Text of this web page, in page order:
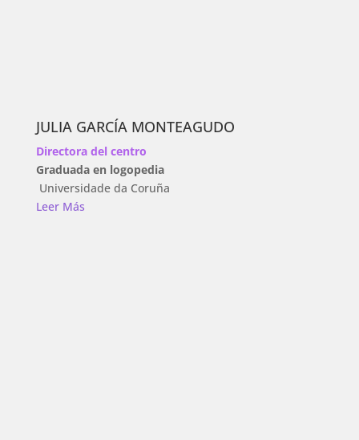
JULIA GARCÍA MONTEAGUDO
Directora del centro
Graduada en logopedia
Universidade da Coruña
Leer Más